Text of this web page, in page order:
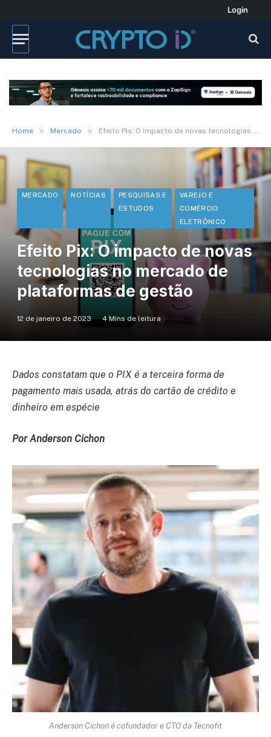
Login
Home » Mercado » Efeito Pix: O impacto de novas tecnologias no mercado de plataformas de gestão
MERCADO NOTÍCIAS
PESQUISAS E
ESTUDOS
VAREJO E
COMÉRCIO
ELETRÔNICO
Efeito Pix: O impacto de novas
tecnologias no mercado de
plataformas de gestão
12 de janeiro de 2023 4 Mins de leitura
Dados constatam que o PIX é a terceira forma de
pagamento mais usada, atrás do cartão de crédito e
dinheiro em espécie
Por Anderson Cichon
Anderson Cichon é cofundador e CTO da Tecnofit